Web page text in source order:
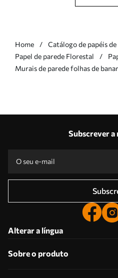
Home
Catálogo de papéis
Papel de parede Florestal
Murais de parede folhas de
Subscrever
Alterar a língua
Sobre o produto